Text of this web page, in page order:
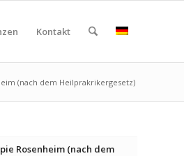
Kontakt
(nach dem Heilprakrikergesetz)
Rosenheim (nach dem